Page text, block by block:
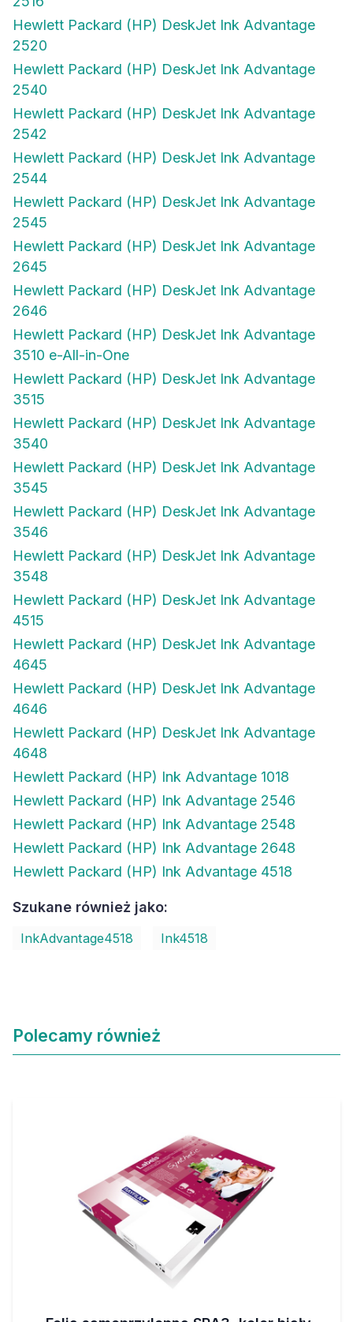
Hewlett Packard (HP) DeskJet Ink Advantage
2520
Hewlett Packard (HP) DeskJet Ink Advantage
2540
Hewlett Packard (HP) DeskJet Ink Advantage
2542
Hewlett Packard (HP) DeskJet Ink Advantage
2544
Hewlett Packard (HP) DeskJet Ink Advantage
2545
Hewlett Packard (HP) DeskJet Ink Advantage
2645
Hewlett Packard (HP) DeskJet Ink Advantage
2646
Hewlett Packard (HP) DeskJet Ink Advantage
3510 e-All-in-One
Hewlett Packard (HP) DeskJet Ink Advantage
3515
Hewlett Packard (HP) DeskJet Ink Advantage
3540
Hewlett Packard (HP) DeskJet Ink Advantage
3545
Hewlett Packard (HP) DeskJet Ink Advantage
3546
Hewlett Packard (HP) DeskJet Ink Advantage
3548
Hewlett Packard (HP) DeskJet Ink Advantage
4515
Hewlett Packard (HP) DeskJet Ink Advantage
4645
Hewlett Packard (HP) DeskJet Ink Advantage
4646
Hewlett Packard (HP) DeskJet Ink Advantage
4648
Hewlett Packard (HP) Ink Advantage 1018
Hewlett Packard (HP) Ink Advantage 2546
Hewlett Packard (HP) Ink Advantage 2548
Hewlett Packard (HP) Ink Advantage 2648
Hewlett Packard (HP) Ink Advantage 4518
Szukane również jako:
InkAdvantage4518 Ink4518
Polecamy również